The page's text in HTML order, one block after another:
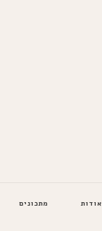
אודות מתכונים